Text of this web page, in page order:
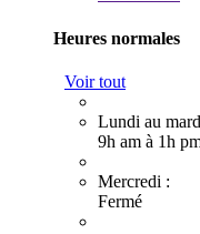
Heures normales
Voir tout
Lundi au
9h am à 1h
Mercredi :
Fermé